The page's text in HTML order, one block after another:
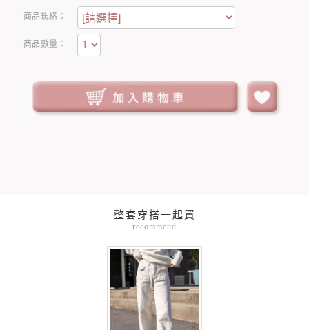
商品規格：
商品數量：
整套穿搭一起買
recommend